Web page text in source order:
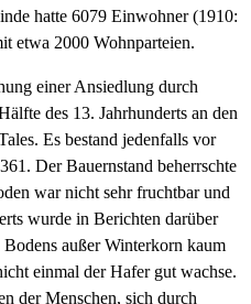
hatte 6079 Einwohner (1910:
etwa 2000 Wohnparteien.
einer Ansiedlung durch
des 13. Jahrhunderts an den
Es bestand jedenfalls vor
Der Bauernstand beherrschte
war nicht sehr fruchtbar und
wurde in Berichten darüber
Bodens außer Winterkorn kaum
einmal der Hafer gut wachse.
der Menschen, sich durch